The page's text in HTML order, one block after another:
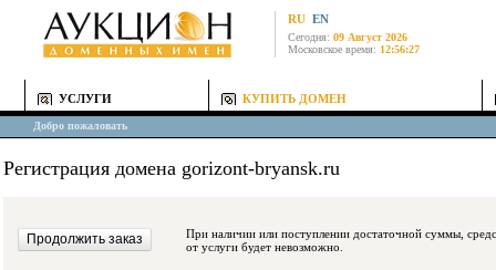
RU EN
Сегодня: 09 Август 2026
Московское время: 12:56:27
УСЛУГИ КУПИТЬ ДОМЕН
Добро пожаловать
Регистрация домена gorizont-bryansk.ru
При наличии или поступлении достаточной суммы, средства будут
от услуги будет невозможно.